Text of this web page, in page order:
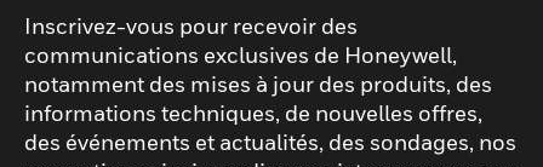
Inscrivez-vous pour recevoir des
communications exclusives de Honeywell,
notamment des mises à jour des produits, des
informations techniques, de nouvelles offres,
des événements et actualités, des sondages, nos